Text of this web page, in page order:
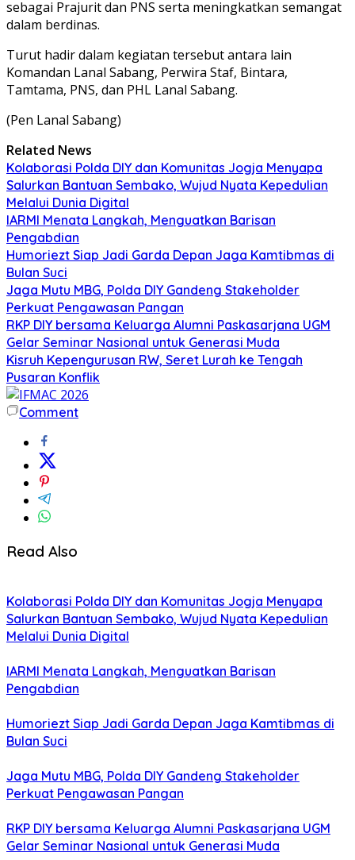
sebagai Prajurit dan PNS serta meningkatkan semangat
dalam berdinas.
Turut hadir dalam kegiatan tersebut antara lain
Komandan Lanal Sabang, Perwira Staf, Bintara,
Tamtama, PNS, dan PHL Lanal Sabang.
(Pen Lanal Sabang)
Related News
Kolaborasi Polda DIY dan Komunitas Jogja Menyapa
Salurkan Bantuan Sembako, Wujud Nyata Kepedulian
Melalui Dunia Digital
IARMI Menata Langkah, Menguatkan Barisan
Pengabdian
Humoriezt Siap Jadi Garda Depan Jaga Kamtibmas di
Bulan Suci
Jaga Mutu MBG, Polda DIY Gandeng Stakeholder
Perkuat Pengawasan Pangan
RKP DIY bersama Keluarga Alumni Paskasarjana UGM
Gelar Seminar Nasional untuk Generasi Muda
Kisruh Kepengurusan RW, Seret Lurah ke Tengah
Pusaran Konflik
Comment
Read Also
Kolaborasi Polda DIY dan Komunitas Jogja Menyapa
Salurkan Bantuan Sembako, Wujud Nyata Kepedulian
Melalui Dunia Digital
IARMI Menata Langkah, Menguatkan Barisan
Pengabdian
Humoriezt Siap Jadi Garda Depan Jaga Kamtibmas di
Bulan Suci
Jaga Mutu MBG, Polda DIY Gandeng Stakeholder
Perkuat Pengawasan Pangan
RKP DIY bersama Keluarga Alumni Paskasarjana UGM
Gelar Seminar Nasional untuk Generasi Muda